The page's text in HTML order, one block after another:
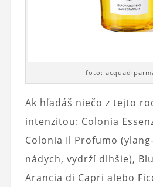
foto:
Ak hľadáš niečo z tejto
intenzitou: Colonia
Colonia Il Profumo
nádych, vydrží dlhšie),
Arancia di Capri alebo